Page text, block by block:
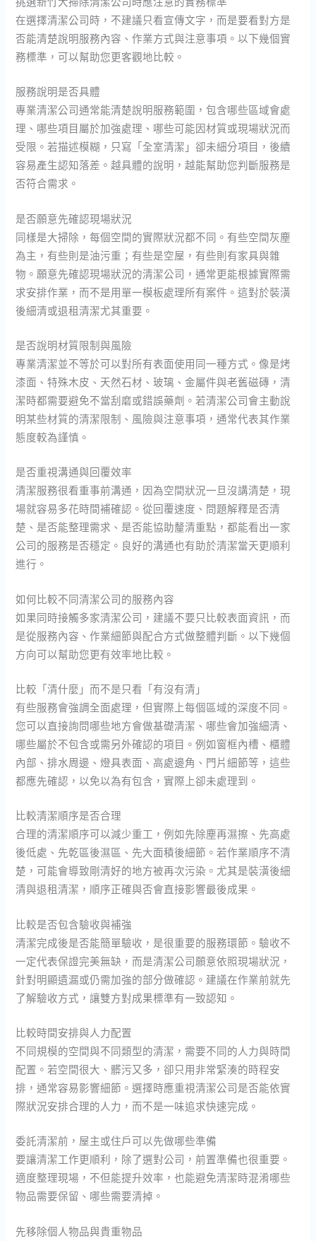
在選擇清潔公司時，不建議只看宣傳文字，而是要看對方是
否能清楚說明服務內容、作業方式與注意事項。以下幾個實
務標準，可以幫助您更客觀地比較。
服務說明是否具體
專業清潔公司通常能清楚說明服務範圍，包含哪些區域會處
理、哪些項目屬於加強處理、哪些可能因材質或現場狀況而
受限。若描述模糊，只寫「全室清潔」卻未細分項目，後續
容易產生認知落差。越具體的說明，越能幫助您判斷服務是
否符合需求。
是否願意先確認現場狀況
同樣是大掃除，每個空間的實際狀況都不同。有些空間灰塵
為主，有些則是油污重；有些是空屋，有些則有家具與雜
物。願意先確認現場狀況的清潔公司，通常更能根據實際需
求安排作業，而不是用單一模板處理所有案件。這對於裝潢
後細清或退租清潔尤其重要。
是否說明材質限制與風險
專業清潔並不等於可以對所有表面使用同一種方式。像是烤
漆面、特殊木皮、天然石材、玻璃、金屬件與老舊磁磚，清
潔時都需要避免不當刮磨或錯誤藥劑。若清潔公司會主動說
明某些材質的清潔限制、風險與注意事項，通常代表其作業
態度較為謹慎。
是否重視溝通與回覆效率
清潔服務很看重事前溝通，因為空間狀況一旦沒講清楚，現
場就容易多花時間補確認。從回覆速度、問題解釋是否清
楚、是否能整理需求、是否能協助釐清重點，都能看出一家
公司的服務是否穩定。良好的溝通也有助於清潔當天更順利
進行。
如何比較不同清潔公司的服務內容
如果同時接觸多家清潔公司，建議不要只比較表面資訊，而
是從服務內容、作業細節與配合方式做整體判斷。以下幾個
方向可以幫助您更有效率地比較。
比較「清什麼」而不是只看「有沒有清」
有些服務會強調全面處理，但實際上每個區域的深度不同。
您可以直接詢問哪些地方會做基礎清潔、哪些會加強細清、
哪些屬於不包含或需另外確認的項目。例如窗框內槽、櫃體
內部、排水周邊、燈具表面、高處邊角、門片細節等，這些
都應先確認，以免以為有包含，實際上卻未處理到。
比較清潔順序是否合理
合理的清潔順序可以減少重工，例如先除塵再濕擦、先高處
後低處、先乾區後濕區、先大面積後細節。若作業順序不清
楚，可能會導致剛清好的地方被再次污染。尤其是裝潢後細
清與退租清潔，順序正確與否會直接影響最後成果。
比較是否包含驗收與補強
清潔完成後是否能簡單驗收，是很重要的服務環節。驗收不
一定代表保證完美無缺，而是清潔公司願意依照現場狀況，
針對明顯遺漏或仍需加強的部分做確認。建議在作業前就先
了解驗收方式，讓雙方對成果標準有一致認知。
比較時間安排與人力配置
不同規模的空間與不同類型的清潔，需要不同的人力與時間
配置。若空間很大、髒污又多，卻只用非常緊湊的時程安
排，通常容易影響細節。選擇時應重視清潔公司是否能依實
際狀況安排合理的人力，而不是一味追求快速完成。
委託清潔前，屋主或住戶可以先做哪些準備
要讓清潔工作更順利，除了選對公司，前置準備也很重要。
適度整理現場，不但能提升效率，也能避免清潔時混淆哪些
物品需要保留、哪些需要清掉。
先移除個人物品與貴重物品